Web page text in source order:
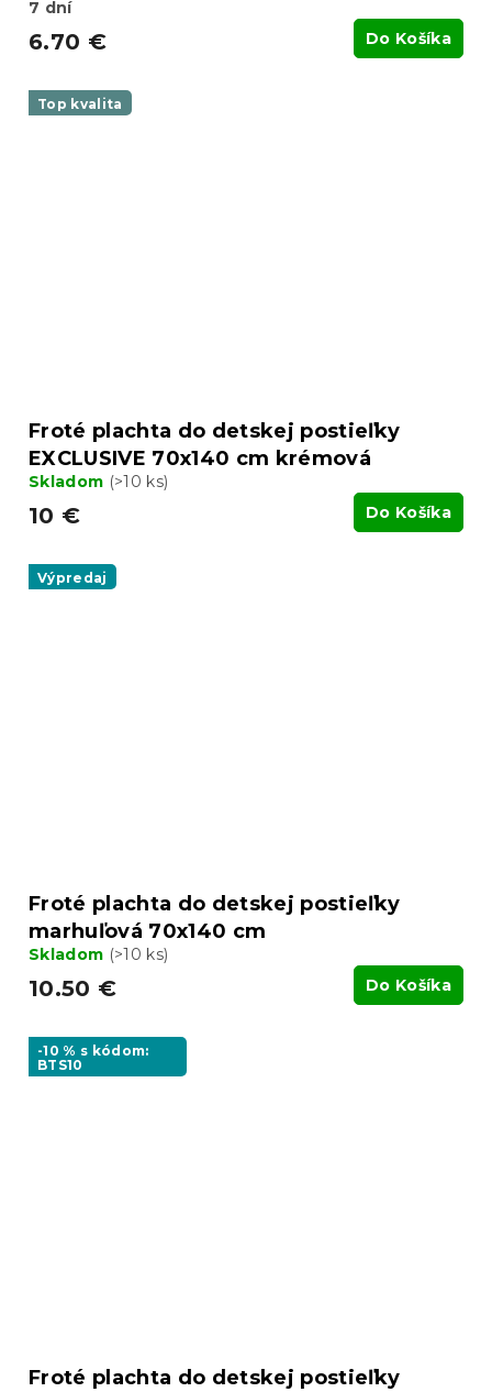
7 dní
6.70 € Do Košíka
Top kvalita
Froté plachta do detskej postieľky
EXCLUSIVE 70x140 cm krémová
Skladom (>10 ks)
10 € Do Košíka
Výpredaj
Froté plachta do detskej postieľky
marhuľová 70x140 cm
Skladom (>10 ks)
10.50 € Do Košíka
-10 % s kódom:
BTS10
Froté plachta do detskej postieľky